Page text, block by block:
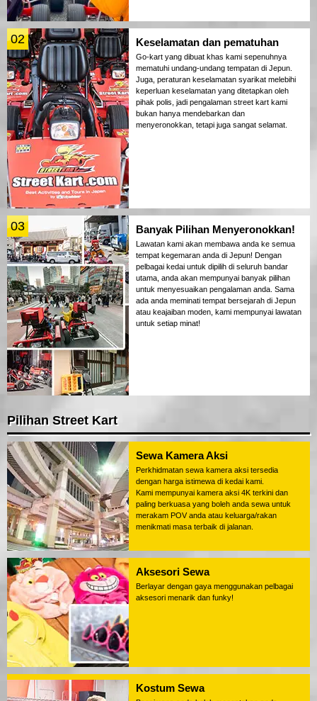
02 Keselamatan dan pematuhan
Go-kart yang dibuat khas kami sepenuhnya
mematuhi undang-undang tempatan di Jepun.
Juga, peraturan keselamatan syarikat melebihi
keperluan keselamatan yang ditetapkan oleh
pihak polis, jadi pengalaman street kart kami
bukan hanya mendebarkan dan
menyeronokkan, tetapi juga sangat selamat.
03 Banyak Pilihan Menyeronokkan!
Lawatan kami akan membawa anda ke semua
tempat kegemaran anda di Jepun! Dengan
pelbagai kedai untuk dipilih di seluruh bandar
utama, anda akan mempunyai banyak pilihan
untuk menyesuaikan pengalaman anda. Sama
ada anda meminati tempat bersejarah di Jepun
atau keajaiban moden, kami mempunyai lawatan
untuk setiap minat!
Pilihan Street Kart
Sewa Kamera Aksi
Perkhidmatan sewa kamera aksi tersedia
dengan harga istimewa di kedai kami.
Kami mempunyai kamera aksi 4K terkini dan
paling berkuasa yang boleh anda sewa untuk
merakam POV anda atau keluarga/rakan
menikmati masa terbaik di jalanan.
Aksesori Sewa
Berlayar dengan gaya menggunakan pelbagai
aksesori menarik dan funky!
Kostum Sewa